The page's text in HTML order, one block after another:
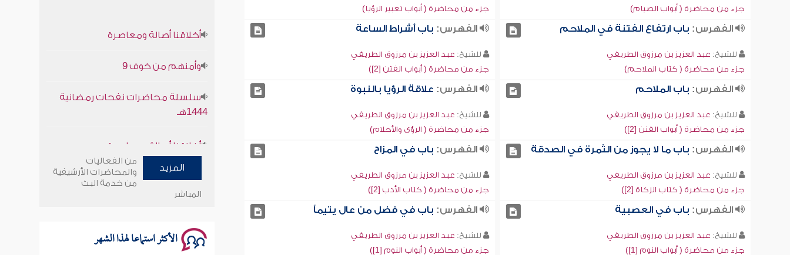
جزء من محاضرة ( أبواب الصيام)
جزء من محاضرة ( أبواب تعبير الرؤيا)
الفهرس: باب ارتفاع الفتنة في الملاحم
للشيخ: عبد العزيز بن مرزوق الطريفي
جزء من محاضرة ( كتاب الملاحم)
الفهرس: باب أشراط الساعة
للشيخ: عبد العزيز بن مرزوق الطريفي
جزء من محاضرة ( أبواب الفتن [2])
الفهرس: باب الملاحم
للشيخ: عبد العزيز بن مرزوق الطريفي
جزء من محاضرة ( أبواب الفتن [2])
الفهرس: علاقة الرؤيا بالنبوة
للشيخ: عبد العزيز بن مرزوق الطريفي
جزء من محاضرة ( الرؤى والأحلام)
الفهرس: باب ما لا يجوز من الثمرة في الصدقة
للشيخ: عبد العزيز بن مرزوق الطريفي
جزء من محاضرة ( كتاب الزكاة [2])
الفهرس: باب في المزاح
للشيخ: عبد العزيز بن مرزوق الطريفي
جزء من محاضرة ( كتاب الأدب [2])
الفهرس: باب في العصبية
للشيخ: عبد العزيز بن مرزوق الطريفي
جزء من محاضرة ( أبواب النوم [1])
الفهرس: باب في فضل من عال يتيماً
للشيخ: عبد العزيز بن مرزوق الطريفي
جزء من محاضرة ( أبواب النوم [1])
1444هـ
وأمنهم من خوف 9
سلسلة محاضرات نفحات رمضانية
المزيد
من الفعاليات
والمحاضرات الأرشيفية
من خدمة البث
المباشر
الأكثر استماعا لهذا الشهر